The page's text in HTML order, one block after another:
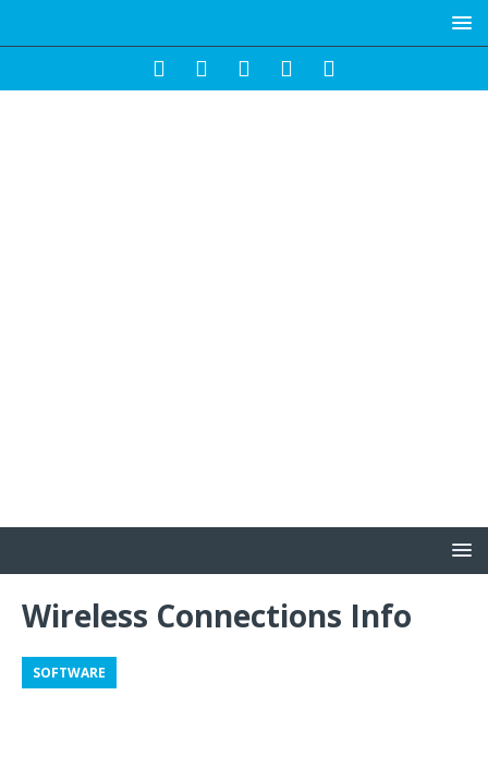
Wireless Connections Info
SOFTWARE